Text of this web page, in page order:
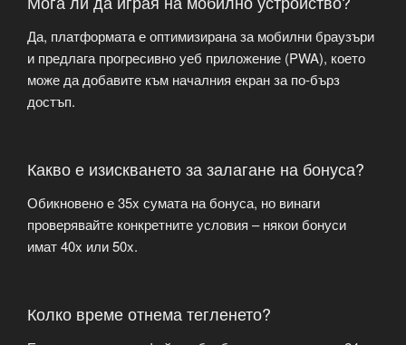
Да, платформата е оптимизирана за мобилни браузъри
и предлага прогресивно уеб приложение (PWA), което
може да добавите към началния екран за по-бърз
достъп.
Какво е изискването за залагане на бонуса?
Обикновено е 35x сумата на бонуса, но винаги
проверявайте конкретните условия – някои бонуси
имат 40x или 50x.
Колко време отнема тегленето?